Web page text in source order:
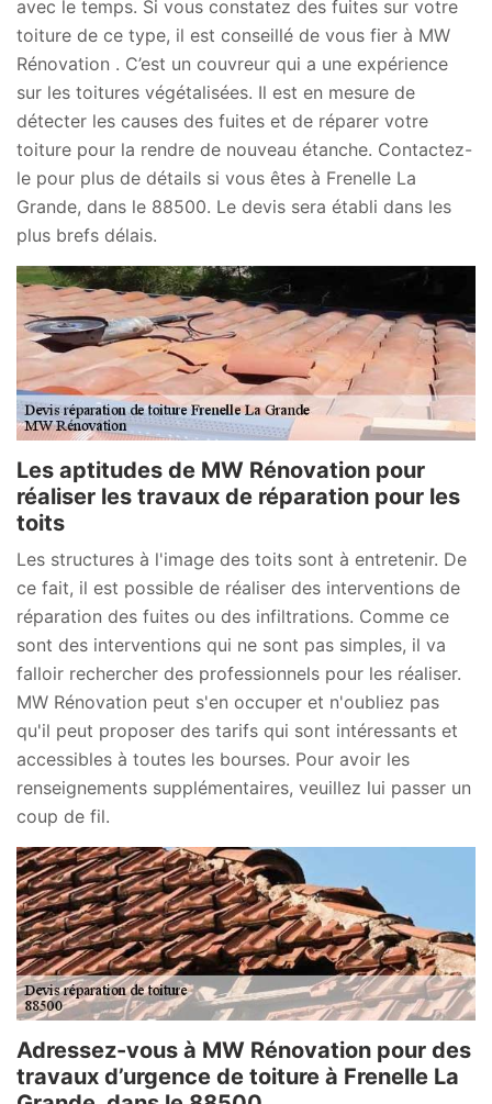
avec le temps. Si vous constatez des fuites sur votre
toiture de ce type, il est conseillé de vous fier à MW
Rénovation . C’est un couvreur qui a une expérience
sur les toitures végétalisées. Il est en mesure de
détecter les causes des fuites et de réparer votre
toiture pour la rendre de nouveau étanche. Contactez-
le pour plus de détails si vous êtes à Frenelle La
Grande, dans le 88500. Le devis sera établi dans les
plus brefs délais.
Les aptitudes de MW Rénovation pour
réaliser les travaux de réparation pour les
toits
Les structures à l'image des toits sont à entretenir. De
ce fait, il est possible de réaliser des interventions de
réparation des fuites ou des infiltrations. Comme ce
sont des interventions qui ne sont pas simples, il va
falloir rechercher des professionnels pour les réaliser.
MW Rénovation peut s'en occuper et n'oubliez pas
qu'il peut proposer des tarifs qui sont intéressants et
accessibles à toutes les bourses. Pour avoir les
renseignements supplémentaires, veuillez lui passer un
coup de fil.
Adressez-vous à MW Rénovation pour des
travaux d’urgence de toiture à Frenelle La